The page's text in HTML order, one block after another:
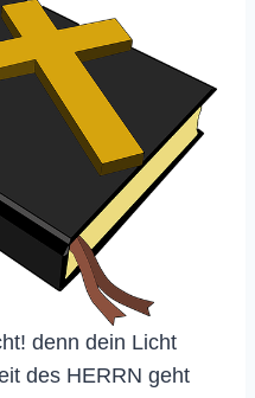
denn dein Licht
des HERRN geht